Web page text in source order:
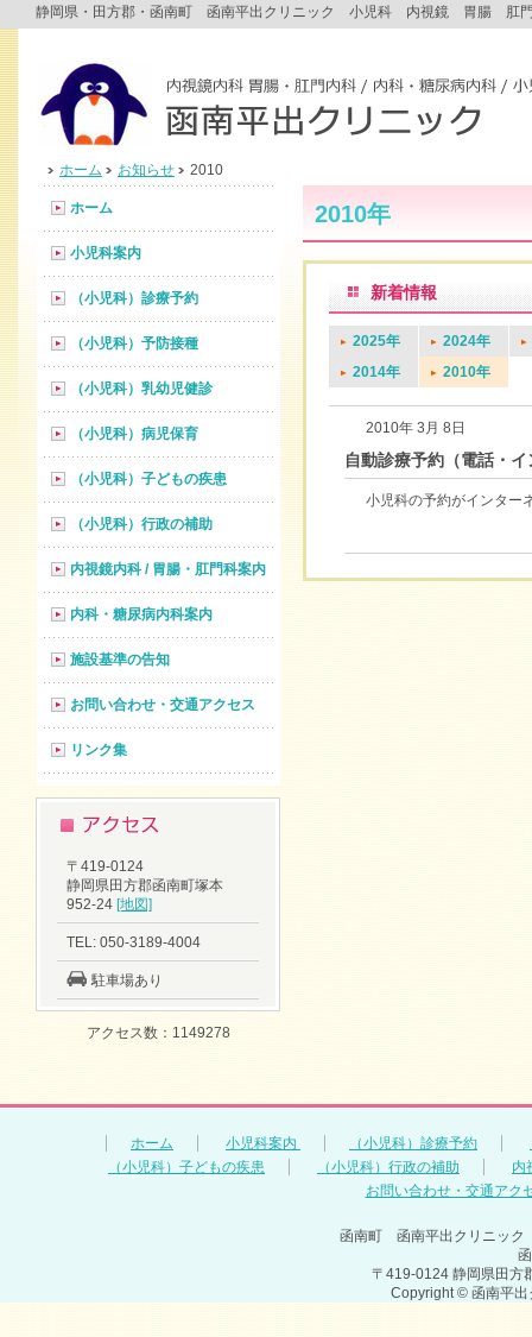
静岡県・田方郡・函南町 函南平出クリニック 小児科 内視鏡 胃腸
ホーム お知らせ 2010
2010年
新着情報
2025年
2024年
2014年
2010年
2010年 3月 8日
自動診療予約（電話・
小児科の予約がインター
ホーム
小児科案内
（小児科）診療予約
（小児科）予防接種
（小児科）乳幼児健診
（小児科）病児保育
（小児科）子どもの疾患
（小児科）行政の補助
内視鏡内科 / 胃腸・肛門科案内
内科・糖尿病内科案内
施設基準の告知
お問い合わせ・交通アクセス
リンク集
〒419-0124
静岡県田方郡函南町塚本
952-24 [地図]
TEL: 050-3189-4004
駐車場あり
アクセス数：1149278
ホーム 小児科案内 （小児科）診療予約
（小児科）子どもの疾患
（小児科）行政の補助
内
お問い合わせ・交通アク
函南町 函南平出クリニ
〒419-0124 静岡県田方
Copyright © 函南平出